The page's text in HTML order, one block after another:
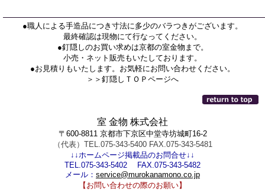
●職人による手造品につき寸法に多少のバラつきがございます。
最終確認は現物にて行なってください。
●釘隠しのお買い求めは京都の室金物まで。
小売・ネット販売もいたしております。
●お見積りもいたします。お気軽にお問い合わせください。
＞＞釘隠しＴＯＰページへ
室 金物 株式会社
〒600-8811 京都市下京区中堂寺坊城町16-2
（代表）TEL.075-343-5400 FAX.075-343-5481
↓↓ホームページ掲載品のお問合せ↓↓
TEL.075-343-5402 FAX.075-343-5482
メール： service@murokanamono.co.jp
【お問い合わせの際のお願い】